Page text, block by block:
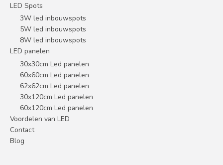
LED Spots
3W led inbouwspots
5W led inbouwspots
8W led inbouwspots
LED panelen
30x30cm Led panelen
60x60cm Led panelen
62x62cm Led panelen
30x120cm Led panelen
60x120cm Led panelen
Voordelen van LED
Contact
Blog